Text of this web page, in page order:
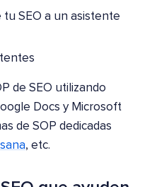
tu SEO a un asistente
de SEO utilizando
Docs y Microsoft
de SOP dedicadas
, etc.